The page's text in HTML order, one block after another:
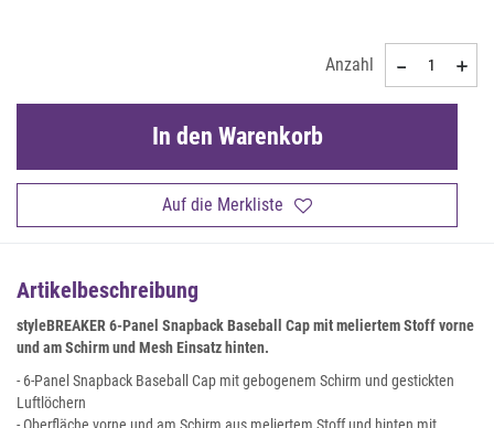
Anzahl
Auf die Merkliste
In den Warenkorb
Artikelbeschreibung
styleBREAKER 6-Panel Snapback Baseball Cap mit meliertem Stoff vorne
und am Schirm und Mesh Einsatz hinten.
- 6-Panel Snapback Baseball Cap mit gebogenem Schirm und gestickten
Luftlöchern